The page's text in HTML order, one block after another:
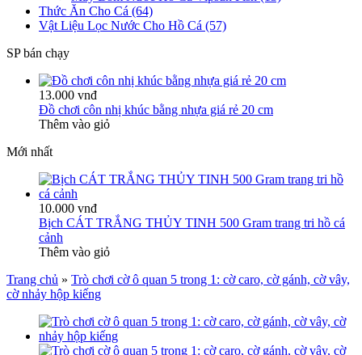
Thức Ăn Cho Cá (64)
Vật Liệu Lọc Nước Cho Hồ Cá (57)
SP bán chạy
13.000 vnđ
Đồ chơi côn nhị khúc bằng nhựa giá rẻ 20 cm
Thêm vào giỏ
Mới nhất
10.000 vnđ
Bịch CÁT TRẮNG THỦY TINH 500 Gram trang tri hồ cá
cảnh
Thêm vào giỏ
Trang chủ » Trò chơi cờ ô quan 5 trong 1: cờ caro, cờ gánh, cờ vây,
cờ nhảy hộp kiếng